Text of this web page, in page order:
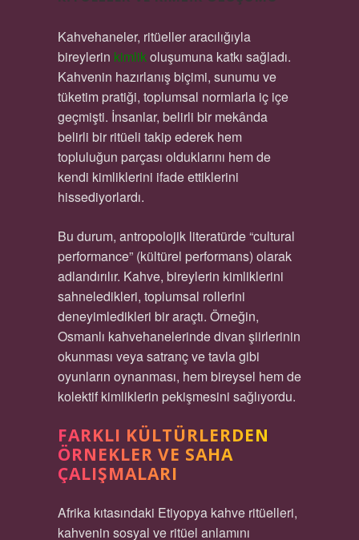
Kahvehaneler, ritüeller aracılığıyla
bireylerin kimlikoluşumuna katkı sağladı.
Kahvenin hazırlanış biçimi, sunumu ve
tüketim pratiği, toplumsal normlarla iç içe
geçmişti. İnsanlar, belirli bir mekânda
belirli bir ritüeli takip ederek hem
topluluğun parçası olduklarını hem de
kendi kimliklerini ifade ettiklerini
hissediyorlardı.
Bu durum, antropolojik literatürde “cultural
performance” (kültürel performans) olarak
adlandırılır. Kahve, bireylerin kimliklerini
sahneledikleri, toplumsal rollerini
deneyimledikleri bir araçtı. Örneğin,
Osmanlı kahvehanelerinde divan şiirlerinin
okunması veya satranç ve tavla gibi
oyunların oynanması, hem bireysel hem de
kolektif kimliklerin pekişmesini sağlıyordu.
FARKLI KÜLTÜRLERDEN
ÖRNEKLER VE SAHA
ÇALIŞMALARI
Afrika kıtasındaki Etiyopya kahve ritüelleri,
kahvenin sosyal ve ritüel anlamını